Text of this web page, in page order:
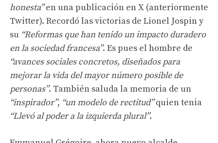
honesta”en una publicación en X (anteriormente
Twitter). Recordó las victorias de Lionel Jospin y
su “Reformas que han tenido un impacto duradero
en la sociedad francesa”. Es pues el hombre de
“avances sociales concretos, diseñados para
mejorar la vida del mayor número posible de
personas”. También saluda la memoria de un
“inspirador”, “un modelo de rectitud”quien tenia
“Llevó al poder a la izquierda plural”.